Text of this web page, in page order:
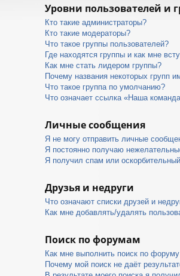
Уровни пользователей и
Кто такие администраторы?
Кто такие модераторы?
Что такое группы пользователей?
Где находятся группы и как мне
Как мне стать лидером группы?
Почему названия некоторых групп
Что такое группа по умолчанию?
Что означает ссылка «Наша
Личные сообщения
Я не могу отправить личные
Я постоянно получаю
Я получил спам или
Друзья и недруги
Что означают списки друзей и
Как мне добавлять/удалять
Поиск по форумам
Как мне выполнить поиск по
Почему мой поиск не даёт